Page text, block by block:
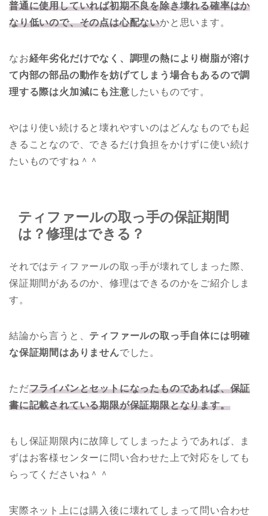
普通に使用していれば初期不良を除き壊れる確率はか
なり低いので、その点は心配ないかと思います。
なお経年劣化だけでなく、調理の熱により樹脂が溶け
て内部の部品の動作を妨げてしまう場合もあるので調
理する際は火加減にも注意 したいものです。
やはり使い続けると壊れやすいのはどんなものでも起
きることなので、できるだけ負担をかけずに使い続け
たいものですね＾＾
ティファールの取っ手の保証期間
は？修理はできる？
それではティファールの取っ手が壊れてしまった際、
保証期間があるのか、修理はできるのかをご紹介しま
す。
結論から言うと、 ティファールの取っ手自体には明確
な保証期間はありませんでした。
ただフライパンとセットになったものであれば、保証
書に記載されている期限が保証期限となります。
もし保証期限内に故障してしまったようであれば、ま
ずはお客様センターに問い合わせた上で対応をしても
らってくださいね＾＾
実際ネット上には購入後に壊れてしまって問い合わせ